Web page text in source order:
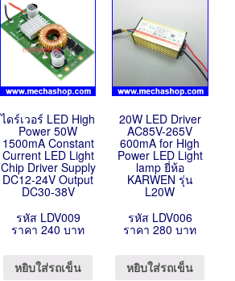
ไดร์เวอร์ LED High
Power 50W
1500mA Constant
Current LED Light
Chip Driver Supply
DC12-24V Output
DC30-38V
รหัส LDV009
ราคา 240 บาท
หยิบใส่รถเข็น
20W LED Driver
AC85V-265V
600mA for High
Power LED Light
lamp ยี่ห้อ
KARWEN รุ่น
L20W
รหัส LDV006
ราคา 280 บาท
หยิบใส่รถเข็น